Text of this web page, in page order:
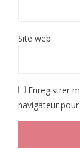
Site web
Enregistrer
navigateur